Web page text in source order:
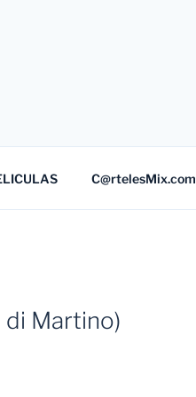
C@rtelesMix.com
di Martino)